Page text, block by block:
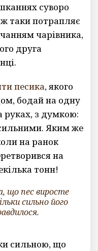
суворо
таки потрапляє
чарівника,
друга
песика, якого
бодай на одну
руках, з думкою:
Яким же
на ранок
на
тонн!
що пес виросте
сильно його
сильною, що